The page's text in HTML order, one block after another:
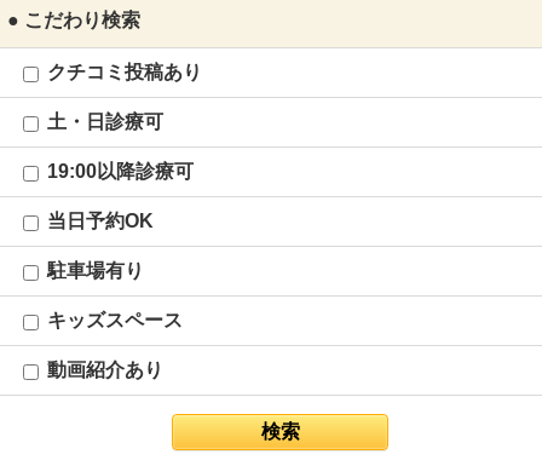
● こだわり検索
クチコミ投稿あり
土・日診療可
19:00以降診療可
当日予約OK
駐車場有り
キッズスペース
動画紹介あり